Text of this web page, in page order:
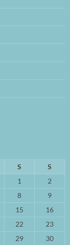
S
S
1
2
8
9
15
16
22
23
29 30